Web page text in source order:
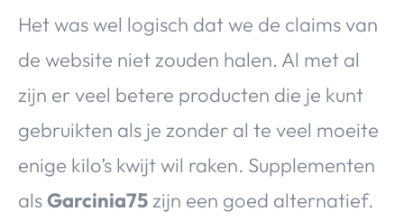
Het was wel logisch dat we de claims van
de website niet zouden halen. Al met al
zijn er veel betere producten die je kunt
gebruikten als je zonder al te veel moeite
enige kilo’s kwijt wil raken. Supplementen
alsGarcinia75zijn een goed alternatief.